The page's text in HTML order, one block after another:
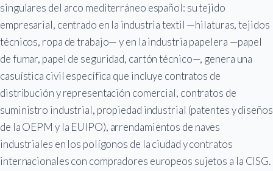
Ser evaluado
singulares del arco mediterráneo español: su tejido
empresarial, centrado en la industria textil —hilaturas, tejidos
técnicos, ropa de trabajo— y en la industria papelera —papel
de fumar, papel de seguridad, cartón técnico—, genera una
casuística civil específica que incluye contratos de
distribución y representación comercial, contratos de
suministro industrial, propiedad industrial (patentes y diseños
de la OEPM y la EUIPO), arrendamientos de naves
industriales en los polígonos de la ciudad y contratos
internacionales con compradores europeos sujetos a la CISG.